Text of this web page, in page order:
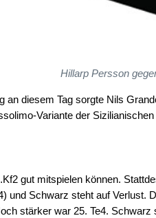
Hillarp Persson
an diesem Tag sorgte Nils
Variante der
gut mitspielen können.
und Schwarz steht auf Verlust.
stärker war 25. Te4. Schwarz